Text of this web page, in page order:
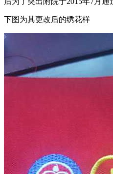
下图为其更改后的绣花样